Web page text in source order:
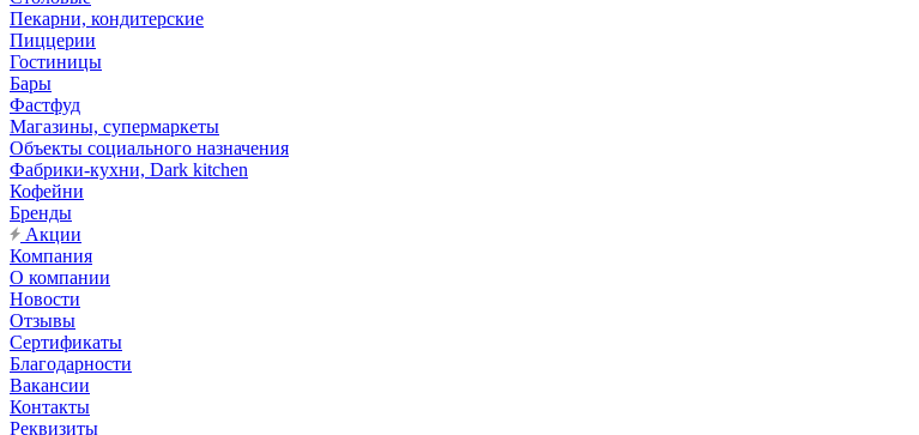
Пекарни, кондитерские
Пиццерии
Гостиницы
Бары
Фастфуд
Магазины, супермаркеты
Объекты социального назначения
Фабрики-кухни, Dark kitchen
Кофейни
Бренды
Акции
Компания
О компании
Новости
Отзывы
Сертификаты
Благодарности
Вакансии
Контакты
Реквизиты